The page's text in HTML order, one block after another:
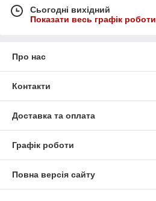
Сьогодні вихідний
Показати весь графік роботи
Про нас
Контакти
Доставка та оплата
Графік роботи
Повна версія сайту